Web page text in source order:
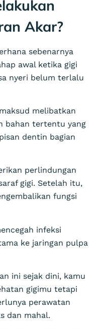
Akar?
sebenarnya
awal ketika gigi
nyeri belum terlalu
melibatkan
bahan tertentu yang
dentin bagian
perlindungan
gigi. Setelah itu,
fungsi
infeksi
ke jaringan pulpa
ini sejak dini, kamu
gigimu tetapi
perawatan
dan mahal.